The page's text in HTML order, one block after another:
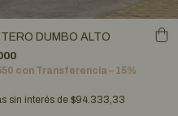
DUMBO ALTO
con Transferencia – 15%
sin interés de$94.333,33